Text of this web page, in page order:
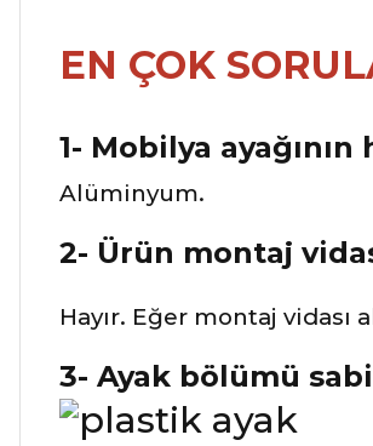
EN ÇOK
1- Mobilya
Alüminyum.
2- Ürün montaj
Hayır. Eğer montaj
3- Ayak bölümü